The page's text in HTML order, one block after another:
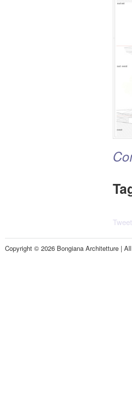
Tweet
Copyright © 2026 Bongiana Architetture |